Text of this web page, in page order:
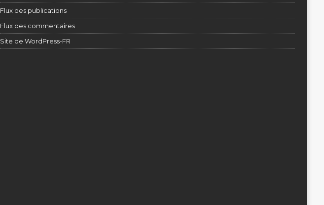
Flux des publications
Flux des commentaires
Site de WordPress-FR